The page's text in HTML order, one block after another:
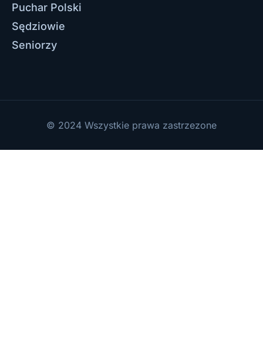
Puchar Polski
Sędziowie
Seniorzy
© 2024 Wszystkie prawa zastrzezone